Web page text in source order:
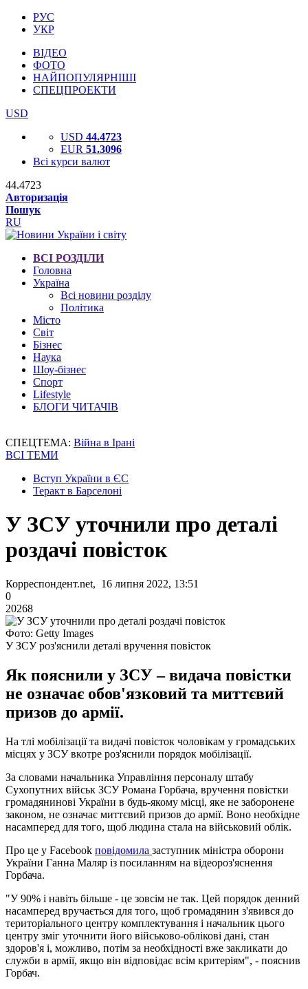
РУС
УКР
ВІДЕО
ФОТО
НАЙПОПУЛЯРНІШІ
СПЕЦПРОЕКТИ
USD
USD 44.4723
EUR 51.3096
Всі курси валют
44.4723
Авторизація
Пошук
RU
ВСІ РОЗДІЛИ
Головна
Україна
Всі новини розділу
Політика
Місто
Світ
Бізнес
Наука
Шоу-бізнес
Спорт
Lifestyle
БЛОГИ ЧИТАЧІВ
СПЕЦТЕМА: Війна в Ірані
ВСІ ТЕМИ
Вступ України в ЄС
Теракт в Барселоні
У ЗСУ уточнили про деталі
роздачі повісток
Корреспондент.net, 16 липня 2022, 13:51
0
20268
Фото: Getty Images
У ЗСУ роз'яснили деталі вручення повісток
Як пояснили у ЗСУ – видача повістки
не означає обов'язковий та миттєвий
призов до армії.
На тлі мобілізації та видачі повісток чоловікам у громадських
місцях у ЗСУ вкотре роз'яснили порядок мобілізації.
За словами начальника Управління персоналу штабу
Сухопутних військ ЗСУ Романа Горбача, вручення повістки
громадянинові України в будь-якому місці, яке не заборонене
законом, не означає миттєвий призов до армії. Воно необхідне
насамперед для того, щоб людина стала на військовий облік.
Про це у Facebook повідомила заступник міністра оборони
України Ганна Маляр із посиланням на відеороз'яснення
Горбача.
"У 90% і навіть більше - це зовсім не так. Цей порядок денний
насамперед вручається для того, щоб громадянин з'явився до
територіального центру комплектування і начальник цього
центру зміг уточнити його військово-облікові дані, стан
здоров'я і, можливо, потім за необхідності вже закликати до
служби в армії, якщо він відповідає всім критеріям", - пояснив
Горбач.